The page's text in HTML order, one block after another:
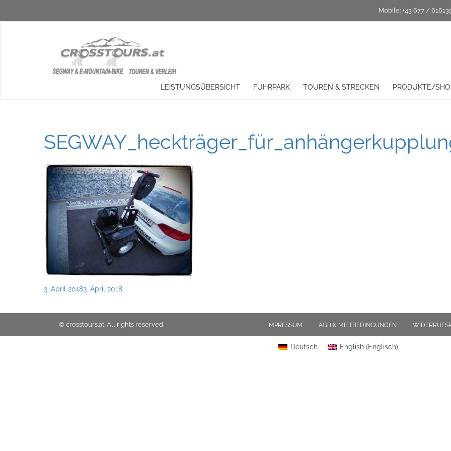
Mobile: +43 677 /
LEISTUNGSÜBERSICHT FUHRPARK TOUREN & STRECKEN PRODUKTE/
Posted
3. April 20183. April 2018
© crosstours.at. All rights reserved. IMPRESSUM AGB & MIETBEDINGUNGEN
Deutsch English(Englisch)